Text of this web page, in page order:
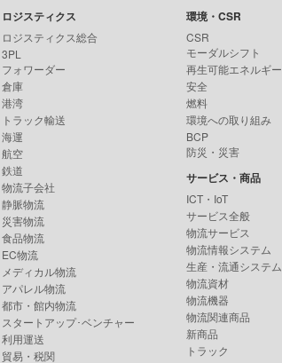
ロジスティクス
ロジスティクス総合
3PL
フォワーダー
倉庫
港湾
トラック輸送
海運
航空
鉄道
物流子会社
静脈物流
災害物流
食品物流
EC物流
メディカル物流
アパレル物流
都市・館内物流
スタートアップ･ベンチャー
利用運送
貿易・税関
環境・CSR
CSR
モーダルシフト
再生可能エネルギー
安全
燃料
環境への取り組み
BCP
防災・災害
サービス・商品
ICT・IoT
サービス全般
物流サービス
物流情報システム
生産・流通システム
物流資材
物流機器
物流関連商品
新商品
トラック